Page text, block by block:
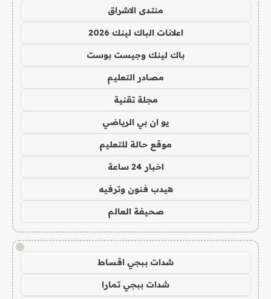
منتدى الاشراق
اعلانات الباك لينك 2026
باك لينك وجيست بوست
مصادر التعليم
مجلة تقنية
يو ان بي الرياضي
موقع حالة للتعليم
اخبار 24 ساعة
هيدب فنون وترفيه
صحيفة العالم
!
شدات ببجي اقساط
شدات ببجي تمارا